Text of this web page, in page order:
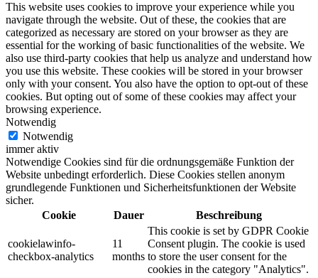
This website uses cookies to improve your experience while you
navigate through the website. Out of these, the cookies that are
categorized as necessary are stored on your browser as they are
essential for the working of basic functionalities of the website. We
also use third-party cookies that help us analyze and understand how
you use this website. These cookies will be stored in your browser
only with your consent. You also have the option to opt-out of these
cookies. But opting out of some of these cookies may affect your
browsing experience.
Notwendig
Notwendig
immer aktiv
Notwendige Cookies sind für die ordnungsgemäße Funktion der
Website unbedingt erforderlich. Diese Cookies stellen anonym
grundlegende Funktionen und Sicherheitsfunktionen der Website
sicher.
Cookie
Dauer Beschreibung
cookielawinfo-
checkbox-analytics
11
months
This cookie is set by GDPR Cookie
Consent plugin. The cookie is used
to store the user consent for the
cookies in the category "Analytics".